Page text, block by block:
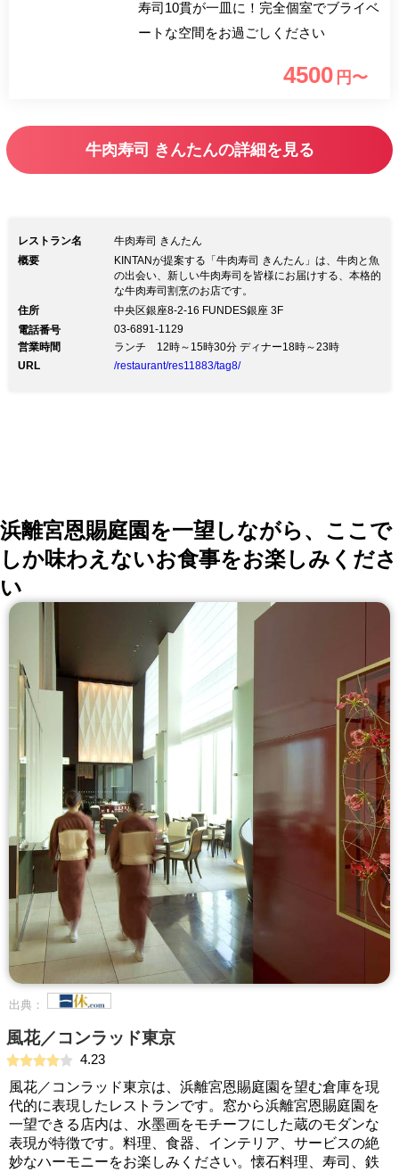
寿司10貫が一皿に！完全個室でブライベ
ートな空間をお過ごしください
4500 円〜
牛肉寿司 きんたんの詳細を見る
レストラン名
牛肉寿司 きんたん
概要
KINTANが提案する「牛肉寿司 きんたん」は、牛肉と魚
の出会い、新しい牛肉寿司を皆様にお届けする、本格的
な牛肉寿司割烹のお店です。
住所
中央区銀座8-2-16 FUNDES銀座 3F
電話番号
03-6891-1129
営業時間
ランチ 12時～15時30分 ディナー18時～23時
URL
/restaurant/res11883/tag8/
浜離宮恩賜庭園を一望しながら、ここで
しか味わえないお食事をお楽しみくださ
い
出典：
風花／コンラッド東京
4.23
風花／コンラッド東京は、浜離宮恩賜庭園を望む倉庫を現
代的に表現したレストランです。窓から浜離宮恩賜庭園を
一望できる店内は、水墨画をモチーフにした蔵のモダンな
表現が特徴です。料理、食器、インテリア、サービスの絶
妙なハーモニーをお楽しみください。懐石料理、寿司、鉄